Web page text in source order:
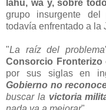
lahu, wa y, sobre
grupo insurgente
todavía enfrentado a la
"La raíz del problema
Consorcio Fronterizo
por sus siglas en
Gobierno no
buscar la victoria